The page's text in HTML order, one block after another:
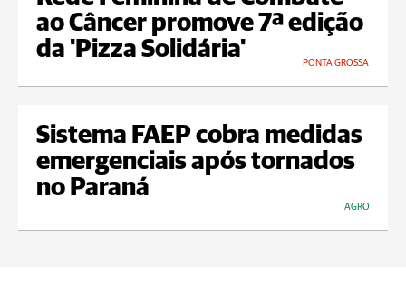
ao Câncer promove 7ª edição
da 'Pizza Solidária'
PONTA GROSSA
Sistema FAEP cobra medidas
emergenciais após tornados
no Paraná
AGRO